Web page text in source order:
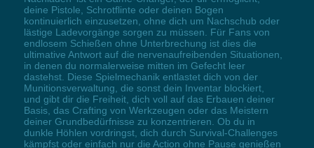
deine Pistole, Schrotflinte oder deinen Bogen
kontinuierlich einzusetzen, ohne dich um Nachschub oder
lästige Ladevorgänge sorgen zu müssen. Für Fans von
endlosem Schießen ohne Unterbrechung ist dies die
ultimative Antwort auf die nervenaufreibenden Situationen,
in denen du normalerweise mitten im Gefecht leer
dastehst. Diese Spielmechanik entlastet dich von der
Munitionsverwaltung, die sonst dein Inventar blockiert,
und gibt dir die Freiheit, dich voll auf das Erbauen deiner
Basis, das Crafting von Werkzeugen oder das Meistern
deiner Grundbedürfnisse zu konzentrieren. Ob du in
dunkle Höhlen vordringst, dich durch Survival-Challenges
kämpfst oder einfach nur die Action ohne Pause genießen